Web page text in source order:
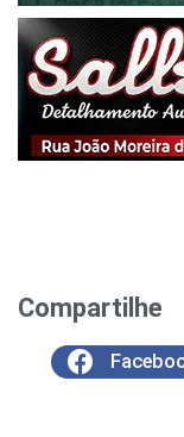
Compartilhe